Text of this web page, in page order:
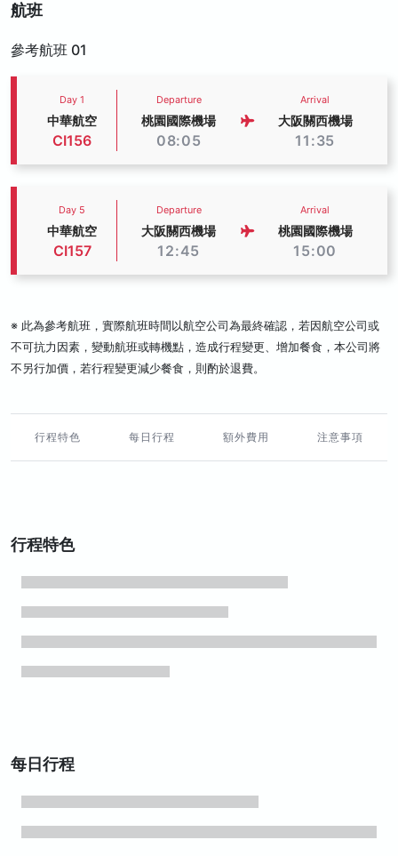
航班
參考航班 01
Day 1
中華航空
CI156
Departure
桃園國際機場
08:05
Arrival
大阪關西機場
11:35
Day 5
中華航空
CI157
Departure
大阪關西機場
12:45
Arrival
桃園國際機場
15:00
※ 此為參考航班，實際航班時間以航空公司為最終確認，若因航空公司或
不可抗力因素，變動航班或轉機點，造成行程變更、增加餐食，本公司將
不另行加價，若行程變更減少餐食，則酌於退費。
行程特色 每日行程 額外費用 注意事項
行程特色
每日行程